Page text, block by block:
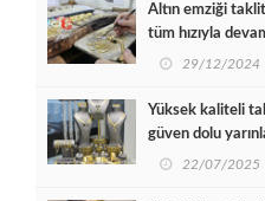
Altın emziği
tüm hızıyla
29/12/2024
Yüksek kaliteli
güven dolu
22/07/2025